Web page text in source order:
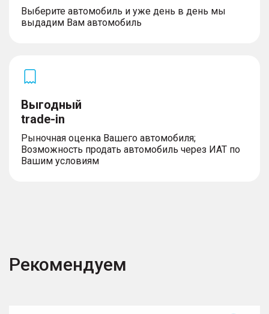
Выберите автомобиль и уже день в день мы
выдадим Вам автомобиль
Выгодный
trade-in
Рыночная оценка Вашего автомобиля;
Возможность продать автомобиль через ИАТ по
Вашим условиям
Рекомендуем